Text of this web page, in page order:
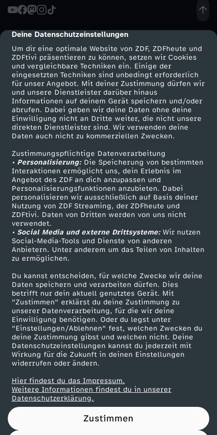
cmp-dialog-description
Deine Datenschutzeinstellungen
Um dir eine optimale Website von ZDF, ZDFheute und
ZDFtivi präsentieren zu können, setzen wir Cookies
und vergleichbare Techniken ein. Einige der
eingesetzten Techniken sind unbedingt erforderlich
für unser Angebot. Mit deiner Zustimmung dürfen wir
und unsere Dienstleister darüber hinaus
Informationen auf deinem Gerät speichern und/oder
abrufen. Dabei geben wir deine Daten ohne deine
Einwilligung nicht an Dritte weiter, die nicht unsere
direkten Dienstleister sind. Wir verwenden deine
Daten auch nicht zu kommerziellen Zwecken.
Zustimmungspflichtige Datenverarbeitung
• Personalisierung:Die Speicherung von bestimmten
Interaktionen ermöglicht uns, dein Erlebnis im
Angebot des ZDF an dich anzupassen und
Personalisierungsfunktionen anzubieten. Dabei
personalisieren wir ausschließlich auf Basis deiner
Nutzung von ZDF Streaming, der ZDFheute und
ZDFtivi. Daten von Dritten werden von uns nicht
verwendet.
• Social Media und externe Drittsysteme:Wir nutzen
Social-Media-Tools und Dienste von anderen
Anbietern. Unter anderem um das Teilen von Inhalten
zu ermöglichen.
Du kannst entscheiden, für welche Zwecke wir deine
Daten speichern und verarbeiten dürfen. Dies
betrifft nur dein aktuell genutztes Gerät. Mit
"Zustimmen" erklärst du deine Zustimmung zu
unserer Datenverarbeitung, für die wir deine
Einwilligung benötigen. Oder du legst unter
"Einstellungen/Ablehnen" fest, welchen Zwecken du
deine Zustimmung gibst und welchen nicht. Deine
Datenschutzeinstellungen kannst du jederzeit mit
Wirkung für die Zukunft in deinen Einstellungen
widerrufen oder ändern.
Hier findest du das Impressum.
Weitere Informationen findest du in unserer
Datenschutzerklärung.
Zustimmen
n
e
c
t
Mehr ZDF
ZDF-Apps
Smart TV
ZDFtext
Livestreams
Sendungen A-Z
TV-Programm
Service
ZDFmitreden
Kontakt zum ZDF
Tickets
Zuschauerservice
Hilfe
ZDF Unternehmen
Karriere
ZDF goes Schule
Werbefernsehen
Mainzelmännchen
Partner